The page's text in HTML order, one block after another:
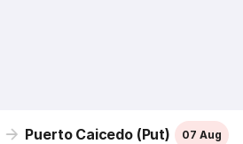
Puerto Caicedo (Put) 07 Aug